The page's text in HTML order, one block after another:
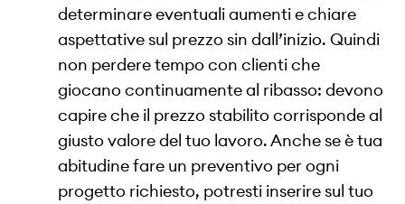
determinare eventuali aumenti e chiare
aspettative sul prezzo sin dall’inizio. Quindi
non perdere tempo con clienti che
giocano continuamente al ribasso: devono
capire che il prezzo stabilito corrisponde al
giusto valore del tuo lavoro. Anche se è tua
abitudine fare un preventivo per ogni
progetto richiesto, potresti inserire sul tuo